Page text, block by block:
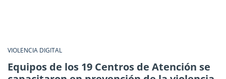
VIOLENCIA DIGITAL
Equipos de los 19 Centros de Atención se